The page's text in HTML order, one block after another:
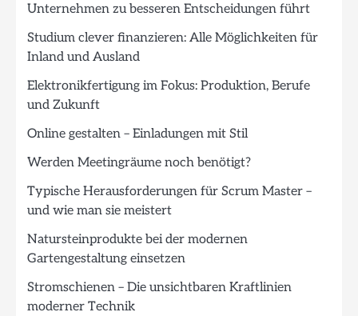
Unternehmen zu besseren Entscheidungen führt
Studium clever finanzieren: Alle Möglichkeiten für
Inland und Ausland
Elektronikfertigung im Fokus: Produktion, Berufe
und Zukunft
Online gestalten – Einladungen mit Stil
Werden Meetingräume noch benötigt?
Typische Herausforderungen für Scrum Master –
und wie man sie meistert
Natursteinprodukte bei der modernen
Gartengestaltung einsetzen
Stromschienen – Die unsichtbaren Kraftlinien
moderner Technik